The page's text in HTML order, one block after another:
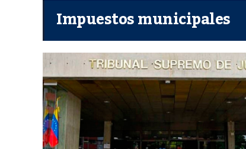
Impuestos municipales